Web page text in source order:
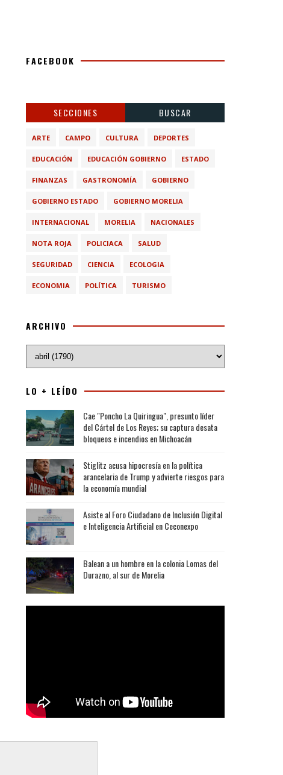
FACEBOOK
SECCIONES BUSCAR
ARTE CAMPO CULTURA DEPORTES
EDUCACIÓN EDUCACIÓN GOBIERNO ESTADO
FINANZAS GASTRONOMÍA GOBIERNO
GOBIERNO ESTADO GOBIERNO MORELIA
INTERNACIONAL MORELIA NACIONALES
NOTA ROJA POLICIACA SALUD
SEGURIDAD CIENCIA ECOLOGIA
ECONOMIA POLÍTICA TURISMO
ARCHIVO
LO + LEÍDO
Cae "Poncho La Quiringua", presunto líder
del Cártel de Los Reyes; su captura desata
bloqueos e incendios en Michoacán
Stiglitz acusa hipocresía en la política
arancelaria de Trump y advierte riesgos para
la economía mundial
Asiste al Foro Ciudadano de Inclusión Digital
e Inteligencia Artificial en Ceconexpo
Balean a un hombre en la colonia Lomas del
Durazno, al sur de Morelia